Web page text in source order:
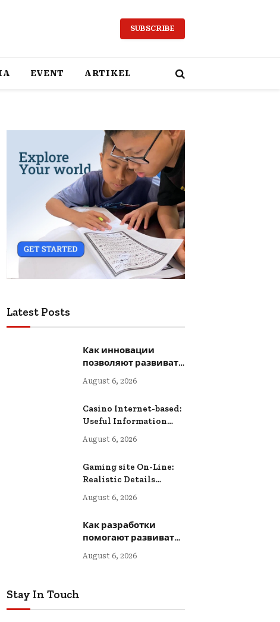
SUBSCRIBE
EVENT ARTIKEL
Latest Posts
Как инновации
позволяют развивать
творчество
August 6, 2026
Casino Internet-based:
Useful Information
intended for Lower-
risk Online Wagering
August 6, 2026
Gaming site On-Line:
Realistic Details
intended for Safer
Digital Wagering
August 6, 2026
Как разработки
помогают развивать
креативность
August 6, 2026
Stay In Touch